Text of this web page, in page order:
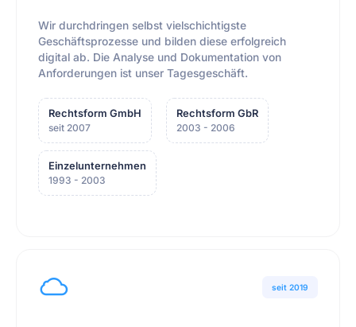
Wir durchdringen selbst vielschichtigste
Geschäftsprozesse und bilden diese erfolgreich
digital ab. Die Analyse und Dokumentation von
Anforderungen ist unser Tagesgeschäft.
Rechtsform GmbH
seit 2007
Rechtsform GbR
2003 - 2006
Einzelunternehmen
1993 - 2003
seit 2019